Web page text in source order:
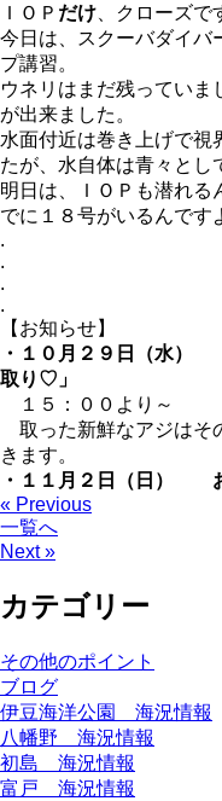
ＩＯＰ だけ、クローズで
今日は、スクーバダイバ
プ講習。
ウネリはまだ残っていま
が出来ました。
水面付近は巻き上げで視
たが、水自体は青々とし
明日は、ＩＯＰも潜れる
でに１８号がいるんです
.
.
.
.
【お知らせ】
・１０月２９日（水）
取り♡」
１５：００より～
取った新鮮なアジはそ
きます。
・１１月２日（日）
« Previous
一覧へ
Next »
カテゴリー
その他のポイント
ブログ
伊豆海洋公園 海況情報
八幡野 海況情報
初島 海況情報
富戸 海況情報